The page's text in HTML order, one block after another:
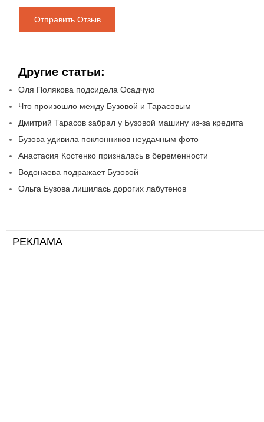
Отправить Отзыв
Другие статьи:
Оля Полякова подсидела Осадчую
Что произошло между Бузовой и Тарасовым
Дмитрий Тарасов забрал у Бузовой машину из-за кредита
Бузова удивила поклонников неудачным фото
Анастасия Костенко призналась в беременности
Водонаева подражает Бузовой
Ольга Бузова лишилась дорогих лабутенов
РЕКЛАМА